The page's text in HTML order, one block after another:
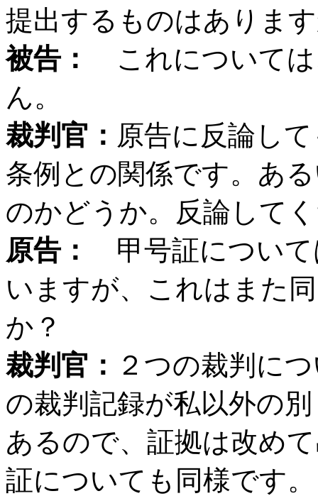
提出するものはありま
被告： これについて
ん。
裁判官： 原告に反論し
条例との関係です。あ
のかどうか。反論して
原告： 甲号証につい
いますが、これはまた
か？
裁判官： ２つの裁判に
の裁判記録が私以外の
あるので、証拠は改め
証についても同様です。